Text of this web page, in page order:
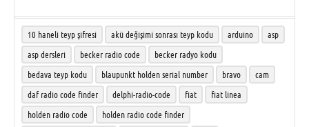
10 haneli teyp şifresi akü değişimi sonrası teyp kodu arduino
asp
asp dersleri
becker radio code
becker radyo kodu
bedava teyp kodu
blaupunkt holden serial number bravo
cam
daf radio code finder
delphi-radio-code fiat
fiat linea
holden radio code
holden radio code finder